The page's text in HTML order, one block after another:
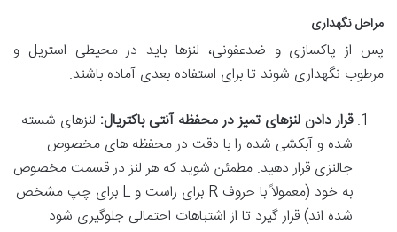
مراحل نگهداری
پس از پاکسازی و ضدعفونی، لنزها باید در محیطی استریل و
مرطوب نگهداری شوند تا برای استفاده بعدی آماده باشند.
قرار دادن لنزهای تمیز در محفظه آنتی باکتریال: لنزهای شسته
شده و آبکشی شده را با دقت در محفظه های مخصوص
جالنزی قرار دهید. مطمئن شوید که هر لنز در قسمت مخصوص
به خود (معمولاً با حروف R برای راست و L برای چپ مشخص
شده اند) قرار گیرد تا از اشتباهات احتمالی جلوگیری شود.